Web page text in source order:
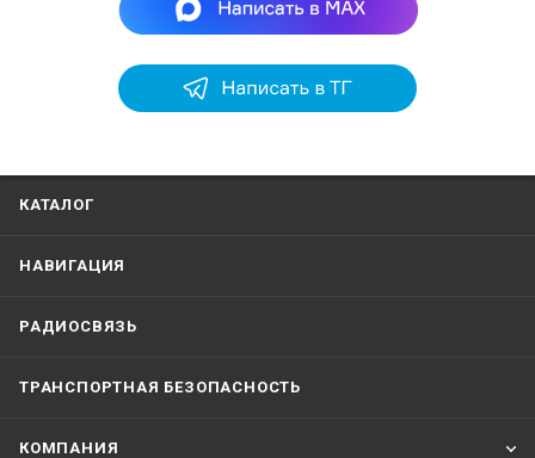
КАТАЛОГ
НАВИГАЦИЯ
РАДИОСВЯЗЬ
ТРАНСПОРТНАЯ БЕЗОПАСНОСТЬ
КОМПАНИЯ